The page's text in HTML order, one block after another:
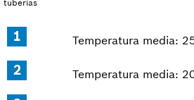
tuberías
Temperatura media:
Temperatura media: